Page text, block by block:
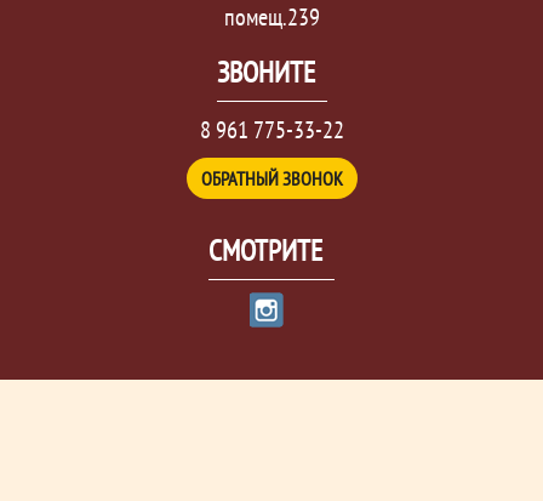
помещ.239
ЗВОНИТЕ
8 961 775-33-22
ОБРАТНЫЙ ЗВОНОК
СМОТРИТЕ